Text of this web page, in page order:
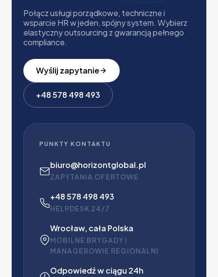
Połącz usługi porządkowe, techniczne i
wsparcie HR w jeden, spójny system. Wybierz
elastyczny outsourcing z gwarancją pełnego
compliance.
Wyślij zapytanie
+48 578 498 493
PUNKTY KONTAKTU
biuro@horizontglobal.pl
ZAPYTANIA OFERTOWE
+48 578 498 493
HELPDESK 24/7
Wrocław, cała Polska
MOBILNE BRYGADY I
MANAGEROWIE REGIONALNI
Odpowiedź w ciągu 24h